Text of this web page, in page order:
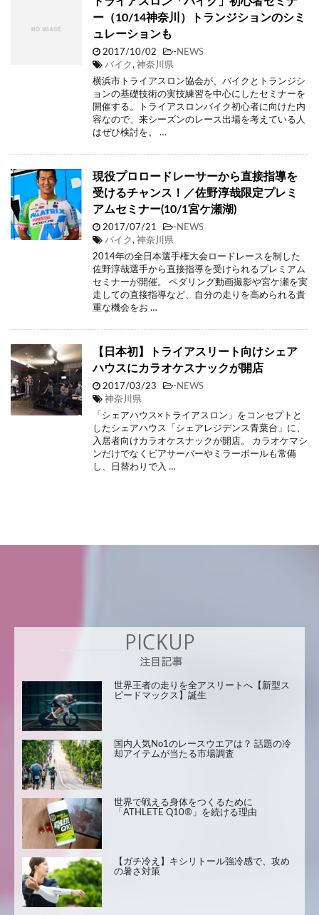
ー（10/14神奈川）トランジションのシミ
ュレーションも
2017/10/02 - NEWS
バイク, 神奈川県
横浜市トライアスロン協会が、バイクとトランジシ
ョンの基礎技術の実技練習を中心にしたセミナーを
開催する。トライアスロンバイク初心者に向けた内
容なので、来シーズンのレース出場を考えている人
はぜひ検討を。 …
現役プロロードレーサーから直接指導を
受けるチャンス！／佐野淳哉限定プレミ
アムセミナー(10/1宮ケ瀬湖)
2017/07/21 - NEWS
バイク, 神奈川県
2014年の全日本選手権大会ロードレースを制した
佐野淳哉選手から直接指導を受けられるプレミアム
セミナーが開催。 ペダリング動画撮影や宮ケ瀬を実
走しての直接指導など、自分の走りを高められる貴
重な機会をお …
【日本初】トライアスリート向けシェア
ハウスにカラオケスナックが開店
2017/03/23 - NEWS
神奈川県
「シェアハウス×トライアスロン」をコンセプトと
したシェアハウス「シェアレジデンス青葉台」に、
入居者向けカラオケスナックが開店。 カラオケマシ
ンだけでなくビアサーバーやミラーボールも常備
し、日替わりで入 …
世界王者の走りを全アスリートへ【新型ス
ピードマックス】誕生
国内人気No1のレースウエアは？ 話題の冷
却アイテムが当たる市場調査
世界で戦える身体をつくるために
「ATHLETE Q10®」を続ける理由
【ガチ冷え】キシリトール強冷感で、攻め
の暑さ対策